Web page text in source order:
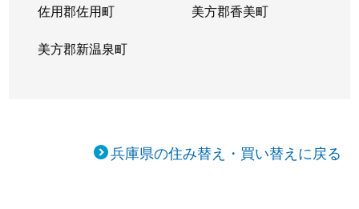
佐用郡佐用町 美方郡香美町
美方郡新温泉町
兵庫県の住み替え・買い替えに戻る